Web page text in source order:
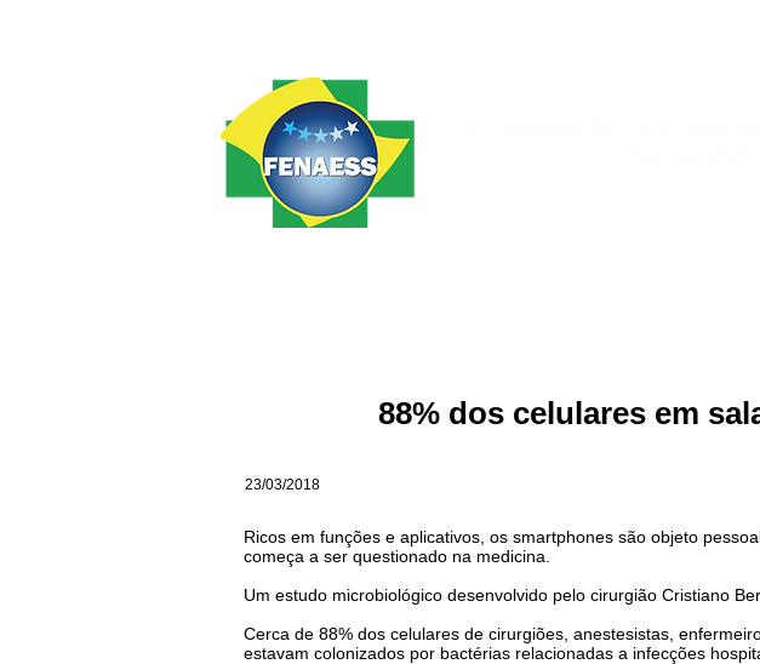
88% dos celulares em
23/03/2018
Ricos em funções e aplicativos, os smartphones são objeto
começa a ser questionado na medicina.
Um estudo microbiológico desenvolvido pelo cirurgião Cristiano
Cerca de 88% dos celulares de cirurgiões, anestesistas,
estavam colonizados por bactérias relacionadas a infecções